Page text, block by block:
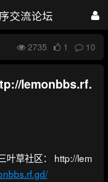
交流论坛
2735 1 10
lemonbbs.rf.
叶草社区： http://lem